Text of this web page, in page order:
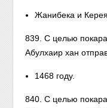
Жанибека и Керея.
839. С целью
Абулхаир хан
1468 году.
840. С целью